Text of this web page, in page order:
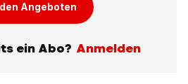
Angeboten
ein Abo? Anmelden